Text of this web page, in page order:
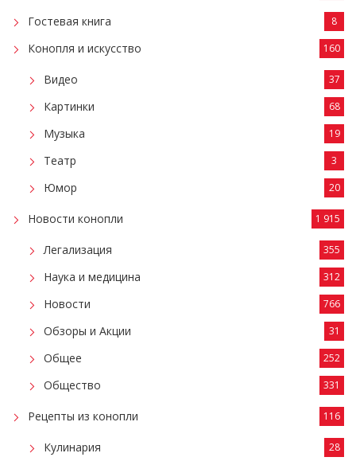
Гостевая книга 8
Конопля и искусство 160
Видео 37
Картинки 68
Музыка 19
Театр 3
Юмор 20
Новости конопли 1 915
Легализация 355
Наука и медицина 312
Новости 766
Обзоры и Акции 31
Общее 252
Общество 331
Рецепты из конопли 116
Кулинария 28